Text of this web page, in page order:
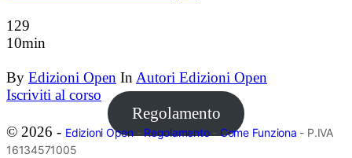
129
10min
By Edizioni Open InAutori Edizioni Open
Iscriviti al corso
Regolamento
© 2026 - Edizioni Open - Regolamento- Come Funziona - P.IVA
16134571005